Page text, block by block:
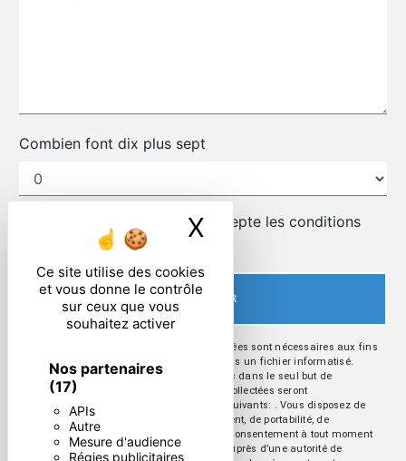
Ce site utilise des cookies
et vous donne le contrôle
sur ceux que vous
souhaitez activer
Nos partenaires
(17)
APIs
Autre
Mesure d'audience
Régies publicitaires
X Masquer le
Combien font dix plus sept
En cochant cette case, j'accepte les conditions
particulières ci-dessous **
ENVOYER
** Les données personnelles communiquées sont nécessaires aux fins
de vous contacter et sont enregistrées dans un fichier informatisé.
Elles sont destinées à et ses sous-traitants dans le seul but de
répondre à votre message. Les données collectées seront
communiquées aux seuls destinataires suivants: . Vous disposez de
droits d’accès, de rectification, d’effacement, de portabilité, de
limitation, d’opposition, de retrait de votre consentement à tout moment
et du droit d’introduire une réclamation auprès d’une autorité de